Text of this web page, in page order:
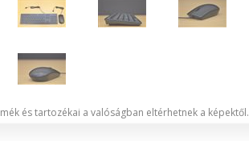
és tartozékai a valóságban eltérhetnek a képektől.